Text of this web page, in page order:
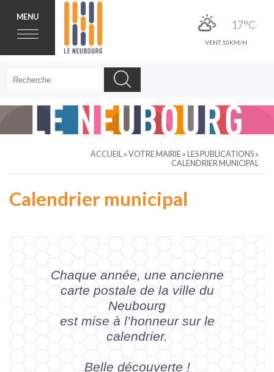
17°C
VENT 10KM/H
MENU
ACCUEIL » VOTRE MAIRIE » LES PUBLICATIONS »
CALENDRIER MUNICIPAL
Calendrier municipal
Chaque année, une ancienne
carte postale de la ville du
Neubourg
est mise à l’honneur sur le
calendrier.
Belle découverte !